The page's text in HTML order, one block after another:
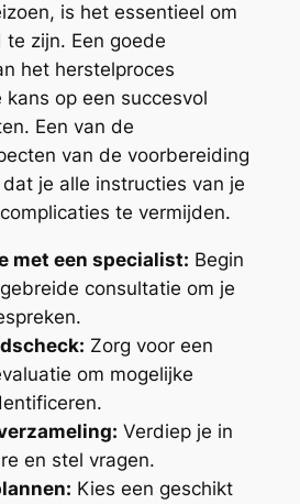
is het essentieel om
zijn. Een goede
het herstelproces
op een succesvol
Een van de
van de voorbereiding
je alle instructies van je
te vermijden.
met een specialist: Begin
consultatie om je
Zorg voor een
om mogelijke
Verdiep je in
en stel vragen.
Kies een geschikt